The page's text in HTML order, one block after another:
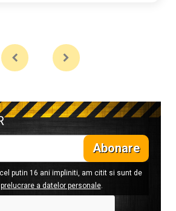
Abonare
putin 16 ani impliniti, am citit si sunt de
a datelor personale.